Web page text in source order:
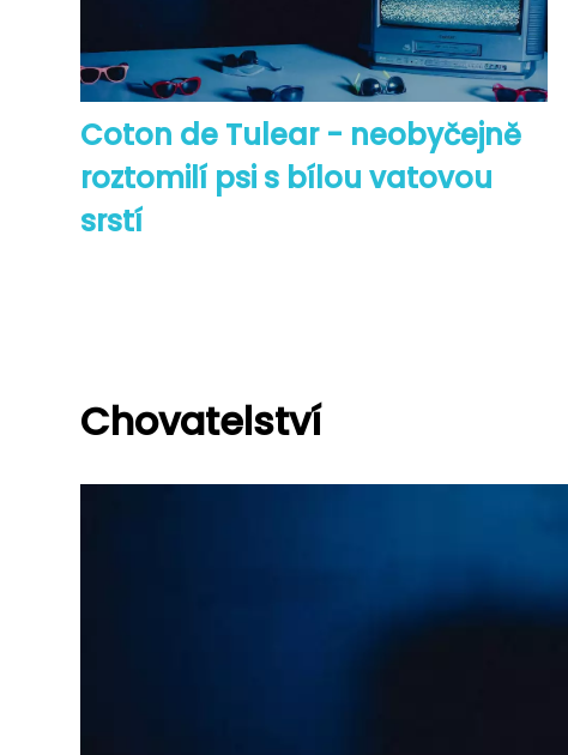
Coton de Tulear - neobyčejně
roztomilí psi s bílou vatovou
srstí
Chovatelství